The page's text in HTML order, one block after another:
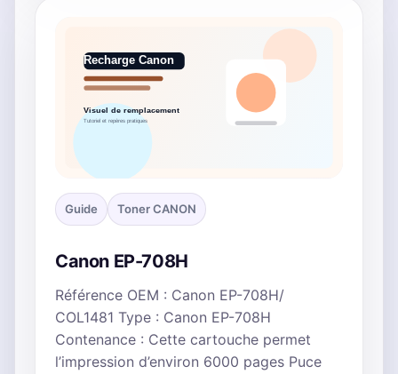
Guide Toner CANON
Canon EP-708H
Référence OEM : Canon EP-708H/
COL1481 Type : Canon EP-708H
Contenance : Cette cartouche permet
l’impression d’environ 6000 pages Puce